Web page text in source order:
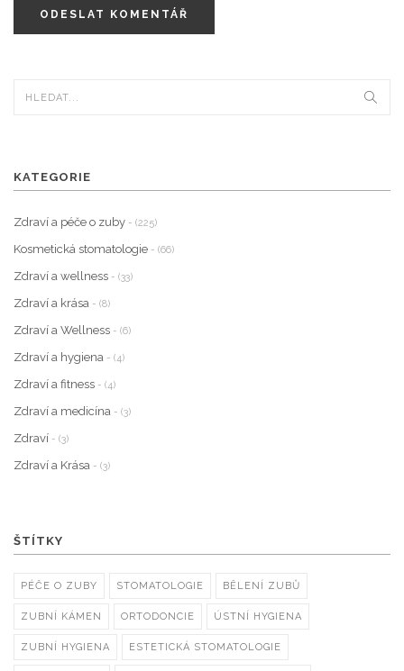
ODESLAT KOMENTÁŘ
KATEGORIE
Zdraví a péče o zuby - (225)
Kosmetická stomatologie - (66)
Zdraví a wellness - (33)
Zdraví a krása - (8)
Zdraví a Wellness - (6)
Zdraví a hygiena - (4)
Zdraví a fitness - (4)
Zdraví a medicína - (3)
Zdraví - (3)
Zdraví a Krása - (3)
ŠTÍTKY
PÉČE O ZUBY STOMATOLOGIE BĚLENÍ ZUBŮ
ZUBNÍ KÁMEN ORTODONCIE ÚSTNÍ HYGIENA
ZUBNÍ HYGIENA ESTETICKÁ STOMATOLOGIE